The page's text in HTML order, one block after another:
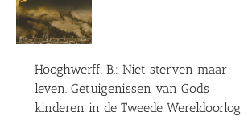
Hooghwerff, B.: Niet sterven maar
leven. Getuigenissen van Gods
kinderen in de Tweede Wereldoorlog